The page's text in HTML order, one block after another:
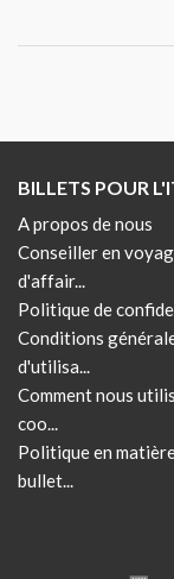
BILLETS POUR
A propos de nous
Conseiller en
d'affair...
Politique de
Conditions
d'utilisa...
Comment nous
coo...
Politique en
bullet...